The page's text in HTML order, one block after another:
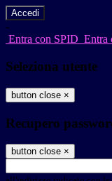
-
Entra con SPID Entra
Seleziona utente
button close ×
Recupero
button close ×